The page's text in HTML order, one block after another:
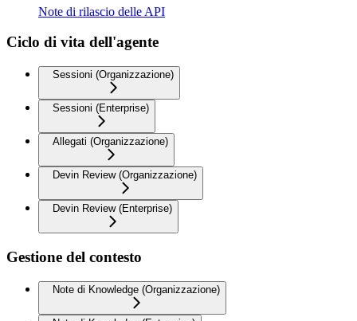
Note di rilascio delle API
Ciclo di vita dell'agente
Sessioni (Organizzazione)
Sessioni (Enterprise)
Allegati (Organizzazione)
Devin Review (Organizzazione)
Devin Review (Enterprise)
Gestione del contesto
Note di Knowledge (Organizzazione)